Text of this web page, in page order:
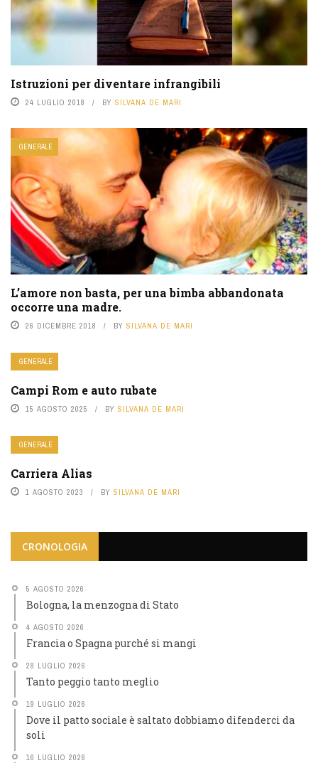
Istruzioni per diventare infrangibili
24 LUGLIO 2018 BY SILVANA DE MARI
GENERALE
L’amore non basta, per una bimba abbandonata
occorre una madre.
26 DICEMBRE 2018 BY SILVANA DE MARI
GENERALE
Campi Rom e auto rubate
15 AGOSTO 2025 BY SILVANA DE MARI
GENERALE
Carriera Alias
1 AGOSTO 2023 BY SILVANA DE MARI
CRONOLOGIA
5 AGOSTO 2026
Bologna, la menzogna di Stato
4 AGOSTO 2026
Francia o Spagna purché si mangi
28 LUGLIO 2026
Tanto peggio tanto meglio
19 LUGLIO 2026
Dove il patto sociale è saltato dobbiamo difenderci da
soli
16 LUGLIO 2026